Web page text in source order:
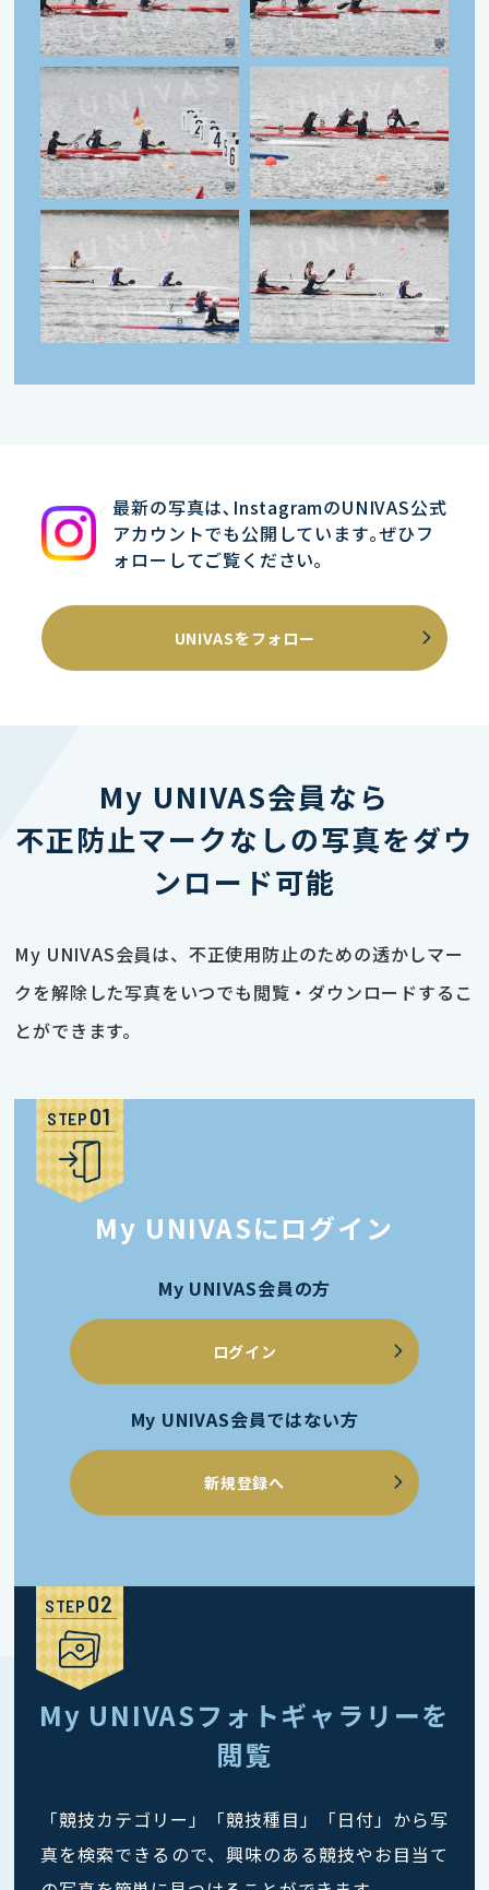
最新の写真は､InstagramのUNIVAS公式
アカウントでも公開しています｡ぜひフ
ォローしてご覧ください｡
UNIVASをフォロー
My UNIVAS会員なら
不正防止マークなしの写真をダウ
ンロード可能
My UNIVAS会員は、不正使用防止のための透かしマー
クを解除した写真をいつでも閲覧・ダウンロードするこ
とができます。
STEP
My UNIVASにログイン
My UNIVAS会員の方
ログイン
My UNIVAS会員ではない方
新規登録へ
STEP
My UNIVASフォトギャラリーを
閲覧
「競技カテゴリー」「競技種目」「日付」から写
真を検索できるので、興味のある競技やお目当て